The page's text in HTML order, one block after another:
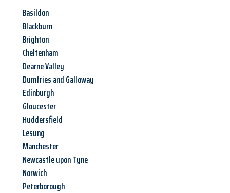
Basildon
Blackburn
Brighton
Cheltenham
Dearne Valley
Dumfries and Galloway
Edinburgh
Gloucester
Huddersfield
Lesung
Manchester
Newcastle upon Tyne
Norwich
Peterborough